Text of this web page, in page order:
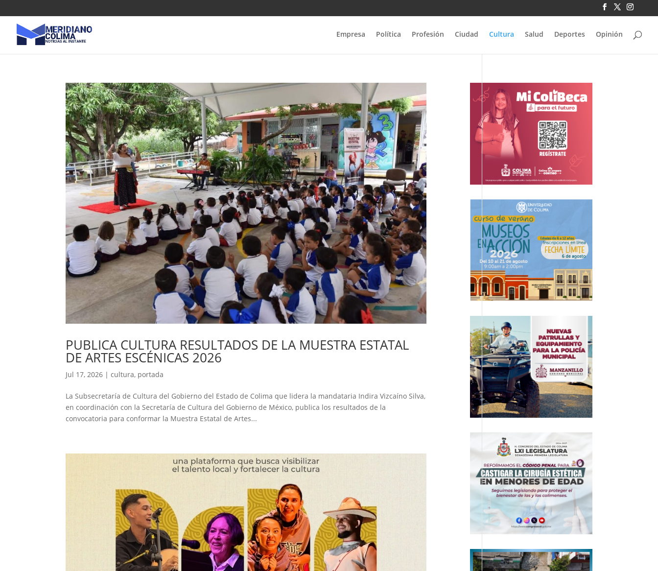
Empresa Política Profesión Ciudad Cultura Salud Deportes Opinión
PUBLICA CULTURA RESULTADOS DE LA MUESTRA ESTATAL
DE ARTES ESCÉNICAS 2026
Jul 17, 2026 |cultura, portada
La Subsecretaría de Cultura del Gobierno del Estado de Colima que lidera la mandataria Indira Vizcaíno Silva,
en coordinación con la Secretaría de Cultura del Gobierno de México, publica los resultados de la
convocatoria para conformar la Muestra Estatal de Artes...